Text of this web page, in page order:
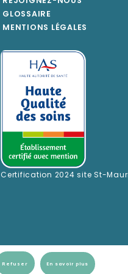
GLOSSAIRE
MENTIONS LÉGALES
Certification 2024 site St-
En savoir plus